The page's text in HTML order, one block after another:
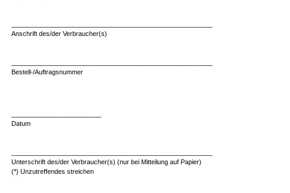
Anschrift des/der Verbraucher(s)
Bestell-/Auftragsnummer
Datum
Unterschrift des/der Verbraucher(s) (nur bei Mitteilung auf Papier)
(*) Unzutreffendes streichen